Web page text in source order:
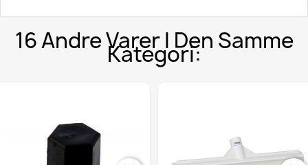
16 Andre Varer I Den Samme
Kategori: